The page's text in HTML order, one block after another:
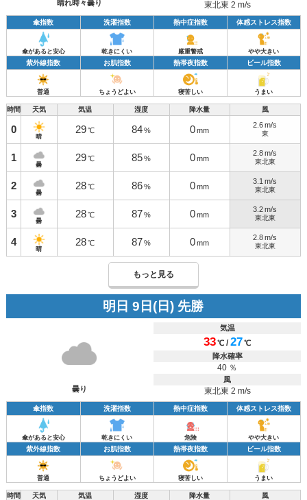
晴れ時々曇り 東北東 2 m/s
傘指数 洗濯指数 熱中症指数 体感ストレス指数
傘があると安心 乾きにくい 厳重警戒 やや大きい
紫外線指数 お肌指数 熱帯夜指数 ビール指数
普通 ちょうどよい 寝苦しい うまい
時間 天気 気温 湿度 降水量 風
0
晴
29 ℃ 84 % 0 mm
2.6 m/s
東
1
曇
29 ℃ 85 % 0 mm
2.8 m/s
東北東
2
曇
28 ℃ 86 % 0 mm
3.1 m/s
東北東
3
曇
28 ℃ 87 % 0 mm
3.2 m/s
東北東
4
晴
28 ℃ 87 % 0 mm
2.8 m/s
東北東
もっと見る
明日 9日(日) 先勝
曇り
気温
33℃ /27℃
降水確率
40 ％
風
東北東 2 m/s
傘指数 洗濯指数 熱中症指数 体感ストレス指数
傘があると安心 乾きにくい 危険 やや大きい
紫外線指数 お肌指数 熱帯夜指数 ビール指数
普通 ちょうどよい 寝苦しい うまい
時間 天気 気温 湿度 降水量 風